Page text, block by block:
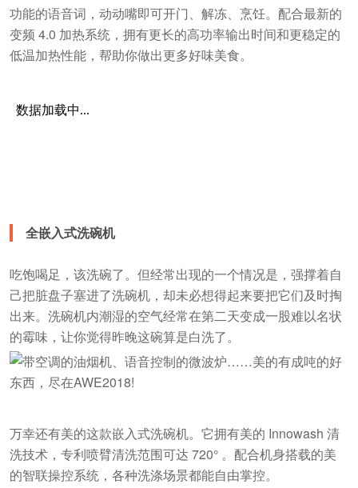
功能的语音词，动动嘴即可开门、解冻、烹饪。配合最新的
变频 4.0 加热系统，拥有更长的高功率输出时间和更稳定的
低温加热性能，帮助你做出更多好味美食。
全嵌入式洗碗机
吃饱喝足，该洗碗了。但经常出现的一个情况是，强撑着自
己把脏盘子塞进了洗碗机，却未必想得起来要把它们及时掏
出来。洗碗机内潮湿的空气经常在第二天变成一股难以名状
的霉味，让你觉得昨晚这碗算是白洗了。
万幸还有美的这款嵌入式洗碗机。它拥有美的 Innowash 清
洗技术，专利喷臂清洗范围可达 720° 。配合机身搭载的美
的智联操控系统，各种洗涤场景都能自由掌控。